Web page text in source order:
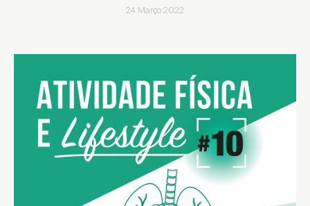
LAT24 Março 2022